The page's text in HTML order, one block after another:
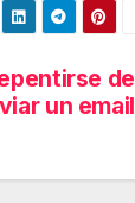
de
un email